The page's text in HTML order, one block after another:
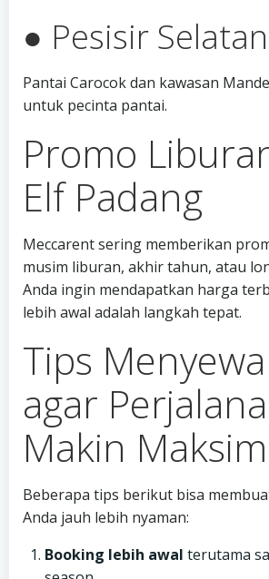
● Pesisir Selatan
Pantai Carocok dan kawasan
untuk pecinta pantai.
Promo
Elf Padang
Meccarent sering memberikan
musim liburan, akhir tahun, atau
Anda ingin mendapatkan harga
lebih awal adalah langkah tepat.
Tips
agar
Makin
Beberapa tips berikut bisa
Anda jauh lebih nyaman:
Booking lebih awal terutama